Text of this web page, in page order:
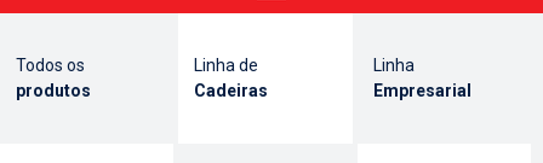
Todos os
produtos
Linha de
Cadeiras
Linha
Empresarial